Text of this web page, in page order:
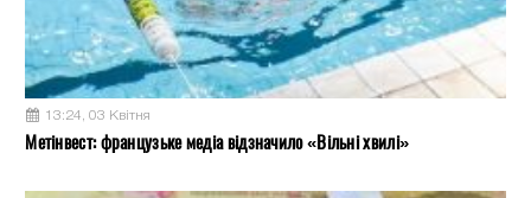
13:24, 03 Квітня
Метінвест: французьке медіа відзначило «Вільні хвилі»